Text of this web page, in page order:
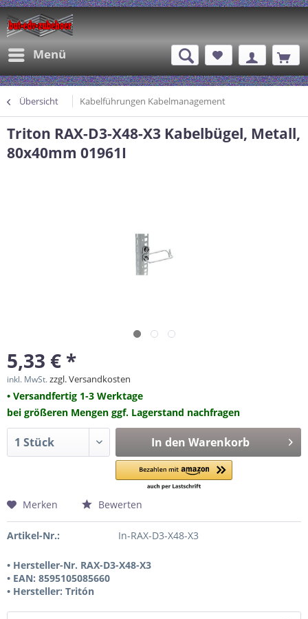
Menü
Übersicht Kabelführungen Kabelmanagement
Triton RAX-D3-X48-X3 Kabelbügel, Metall,
80x40mm 01961I
5,33 € *
inkl. MwSt.zzgl. Versandkosten
• Versandfertig 1-3 Werktage
bei größeren Mengen ggf. Lagerstand nachfragen
In den Warenkorb
Merken Bewerten
Artikel-Nr.: In-RAX-D3-X48-X3
• Hersteller-Nr. RAX-D3-X48-X3
• EAN: 8595105085660
• Hersteller: Tritón